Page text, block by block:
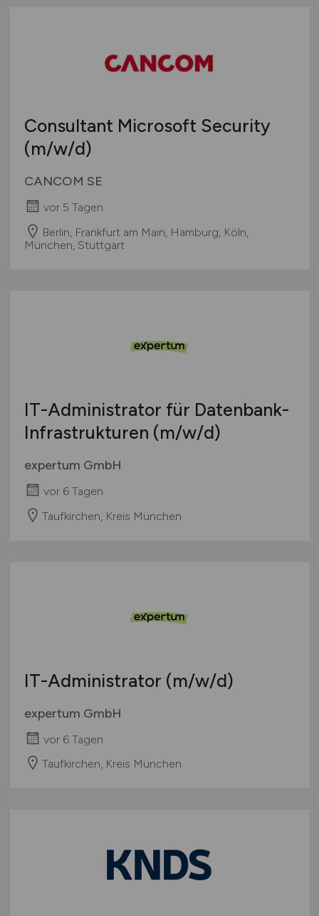
Consultant Microsoft Security
(m/w/d)
CANCOM SE
vor 5 Tagen
Berlin, Frankfurt am Main, Hamburg, Köln,
München, Stuttgart
IT-Administrator für Datenbank-
Infrastrukturen (m/w/d)
expertum GmbH
vor 6 Tagen
Taufkirchen, Kreis München
IT-Administrator (m/w/d)
expertum GmbH
vor 6 Tagen
Taufkirchen, Kreis München